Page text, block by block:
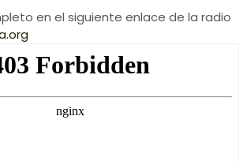
en el siguiente enlace de la radio